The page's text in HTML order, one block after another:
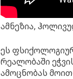
ამნეზია,
ეს
რეალობაში
ამოცნობას